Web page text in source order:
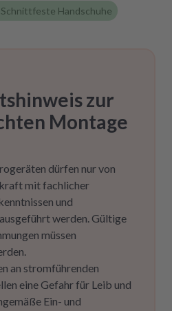
Schnittfeste Handschuhe
zur
Montage
dürfen nur von
mit fachlicher
und
werden. Gültige
müssen
an stromführenden
eine Gefahr für Leib und
Ein- und